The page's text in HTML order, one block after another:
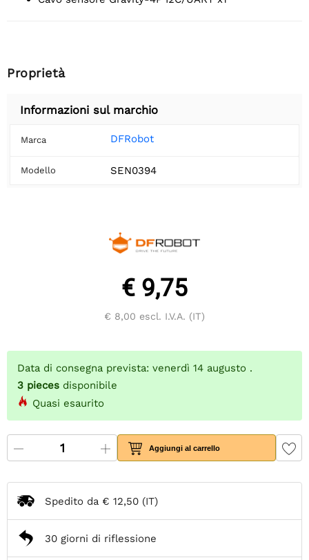
Proprietà
Informazioni sul marchio
Marca DFRobot
Modello SEN0394
€ 9,75
€ 8,00 escl. I.V.A. (IT)
Data di consegna prevista: venerdì 14 augusto .
3 pieces disponibile
Quasi esaurito
Aggiungi al carrello
Spedito da € 12,50 (IT)
30 giorni di riflessione